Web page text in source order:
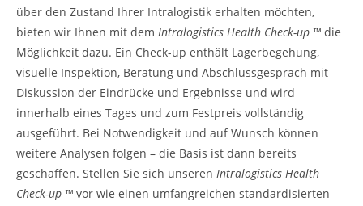
über den Zustand Ihrer Intralogistik erhalten möchten,
bieten wir Ihnen mit dem Intralogistics Health Check-up ™ die
Möglichkeit dazu. Ein Check-up enthält Lagerbegehung,
visuelle Inspektion, Beratung und Abschlussgespräch mit
Diskussion der Eindrücke und Ergebnisse und wird
innerhalb eines Tages und zum Festpreis vollständig
ausgeführt. Bei Notwendigkeit und auf Wunsch können
weitere Analysen folgen – die Basis ist dann bereits
geschaffen. Stellen Sie sich unseren Intralogistics Health
Check-up ™ vor wie einen umfangreichen standardisierten